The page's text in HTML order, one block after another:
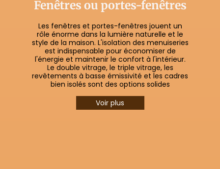
Fenêtres ou portes-fenêtres
Les fenêtres et portes-fenêtres jouent un
rôle énorme dans la lumière naturelle et le
style de la maison. L'isolation des menuiseries
est indispensable pour économiser de
l'énergie et maintenir le confort à l'intérieur.
Le double vitrage, le triple vitrage, les
revêtements à basse émissivité et les cadres
bien isolés sont des options solides
Voir plus